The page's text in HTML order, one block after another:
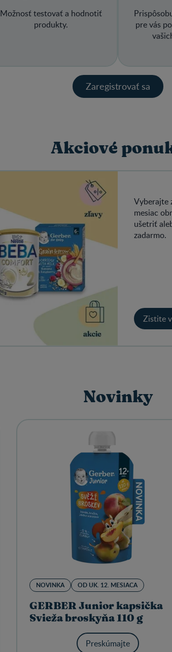
Možnosť testovať a hodnotiť
produkty.
pre vás
Zaregistrovať sa
Akciové
Vyberajte
mesiac
ušetriť
zadarmo.
Zistite
Novinky
NOVINKA OD UK. 12. MESIACA
GERBER Junior kapsička
Svieža broskyňa 110 g
Preskúmajte